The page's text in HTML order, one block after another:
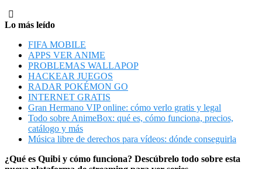
Lo más leído
FIFA MOBILE
APPS VER ANIME
PROBLEMAS WALLAPOP
HACKEAR JUEGOS
RADAR POKÉMON GO
INTERNET GRATIS
Gran Hermano VIP online: cómo verlo gratis y legal
Todo sobre AnimeBox: qué es, cómo funciona, precios,
catálogo y más
Música libre de derechos para vídeos: dónde conseguirla
¿Qué es Quibi y cómo funciona? Descúbrelo todo sobre esta